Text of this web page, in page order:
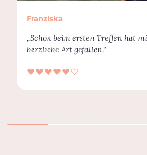
Franziska
„Schon beim ersten Treffen hat
herzliche Art gefallen.“